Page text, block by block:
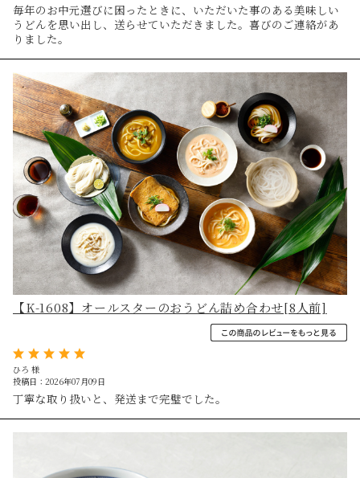
毎年のお中元選びに困ったときに、いただいた事のある美味しい
うどんを思い出し、送らせていただきました。喜びのご連絡があ
りました。
【K-1608】オールスターのおうどん詰め合わせ[8人前]
ひろ 様
投稿日：2026年07月09日
丁寧な取り扱いと、発送まで完璧でした。